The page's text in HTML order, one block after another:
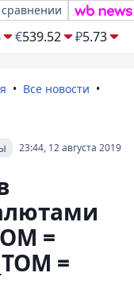
€539.52 ₽5.73
Все новости
23:44, 12 августа 2019
=
=